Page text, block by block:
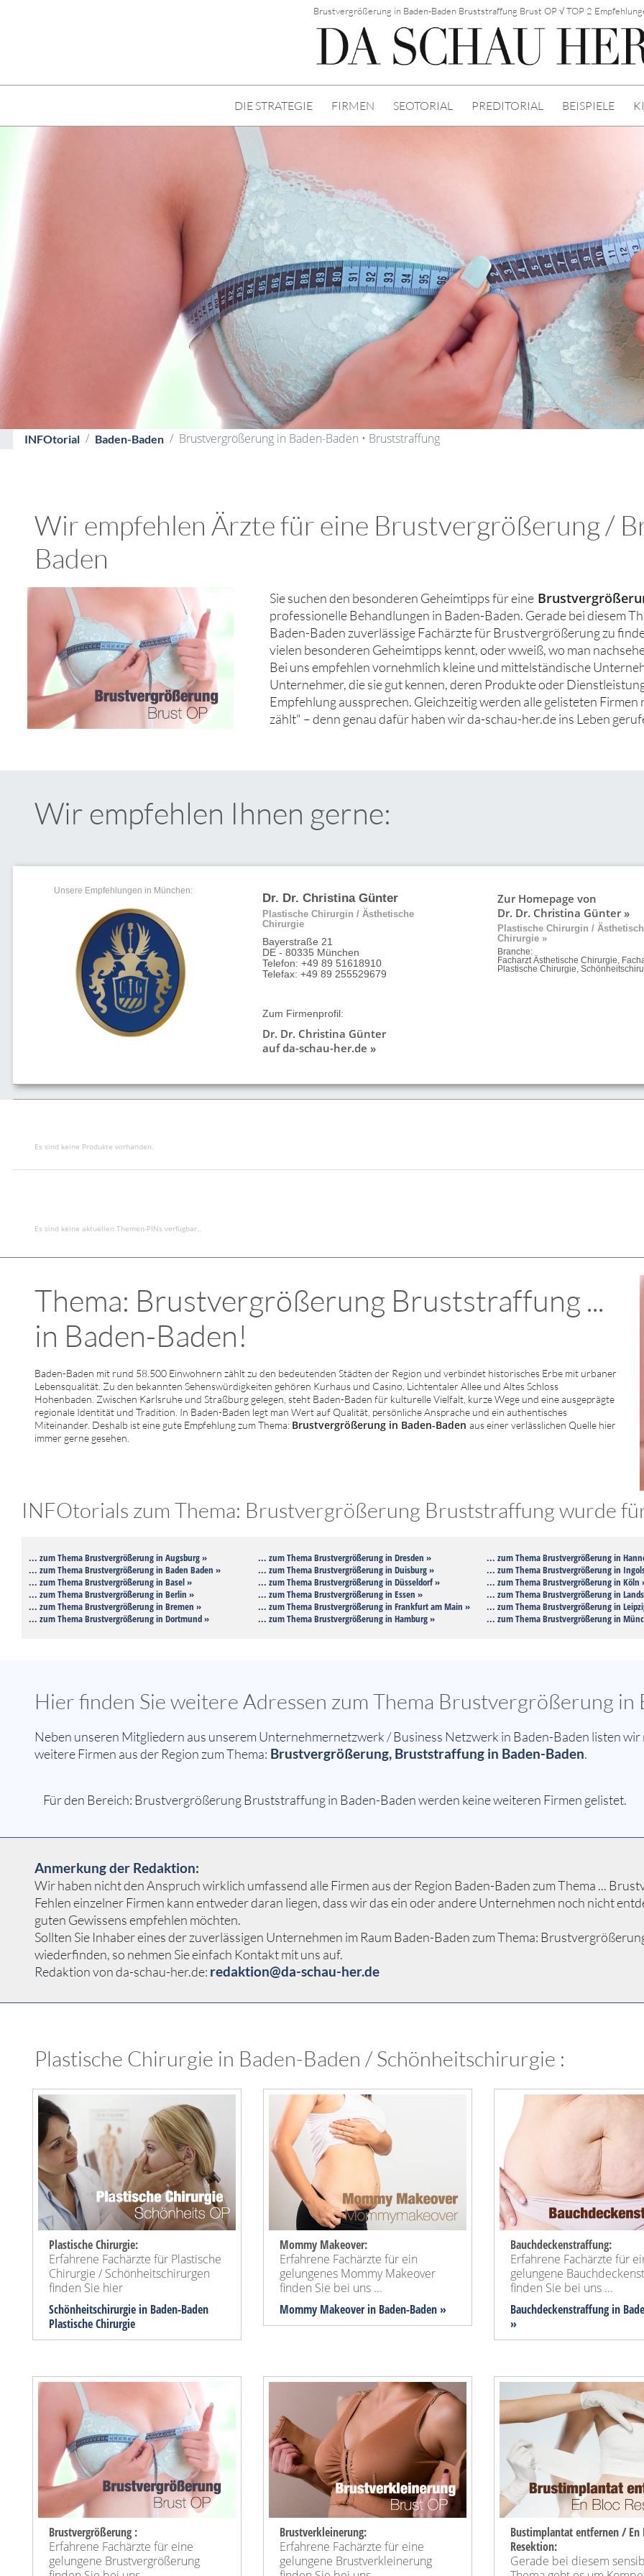
Brustvergrößerung in Baden-Baden Bruststraffung Brust OP √ TOP 2
DIE STRATEGIE FIRMEN SEOTORIAL PREDITORIAL BEISPIELE
INFOtorial Baden-Baden Brustvergrößerung in Baden-Baden • Bruststraffung
Wir empfehlen Ärzte für eine Brustvergrößerung /
Baden
Sie suchen den besonderen Geheimtipps für eine
professionelle Behandlungen in Baden-Baden. Gerade bei diesem
Baden-Baden zuverlässige Fachärzte für Brustvergrößerung zu
vielen besonderen Geheimtipps kennt, oder wweiß, wo man
Bei uns empfehlen vornehmlich kleine und mittelständische
Unternehmer, die sie gut kennen, deren Produkte oder
Empfehlung aussprechen. Gleichzeitig werden alle gelisteten
zählt" – denn genau dafür haben wir da-schau-her.de ins Leben
Wir empfehlen Ihnen gerne:
Unsere Empfehlungen in München:
Dr. Dr. Christina Günter
Plastische Chirurgin / Ästhetische
Chirurgie
Bayerstraße 21
DE - 80335 München
Telefon: +49 89 51618910
Telefax: +49 89 255529679
Zum Firmenprofil:
Dr. Dr. Christina Günter
auf da-schau-her.de »
Zur Homepage von
Dr. Dr. Christina Günter »
Plastische Chirurgin /
Chirurgie »
Branche:
Facharzt Ästhetische Chirurgie,
Plastische Chirurgie,
Es sind keine Produkte vorhanden.
Es sind keine aktuellen Themen-PINs verfügbar..
Thema: Brustvergrößerung Bruststraffung ...
in Baden-Baden!
Baden-Baden mit rund 58.500 Einwohnern zählt zu den bedeutenden Städten der Region und verbindet historisches Erbe mit urbaner
Lebensqualität. Zu den bekannten Sehenswürdigkeiten gehören Kurhaus und Casino, Lichtentaler Allee und Altes Schloss
Hohenbaden. Zwischen Karlsruhe und Straßburg gelegen, steht Baden-Baden für kulturelle Vielfalt, kurze Wege und eine ausgeprägte
regionale Identität und Tradition. In Baden-Baden legt man Wert auf Qualität, persönliche Ansprache und ein authentisches
Miteinander. Deshalb ist eine gute Empfehlung zum Thema: Brustvergrößerung in Baden-Baden aus einer verlässlichen Quelle hier
immer gerne gesehen.
INFOtorials zum Thema: Brustvergrößerung Bruststraffung wurde
... zum Thema Brustvergrößerung in Augsburg »
... zum Thema Brustvergrößerung in Baden Baden »
... zum Thema Brustvergrößerung in Basel »
... zum Thema Brustvergrößerung in Berlin »
... zum Thema Brustvergrößerung in Bremen »
... zum Thema Brustvergrößerung in Dortmund »
... zum Thema Brustvergrößerung in Dresden »
... zum Thema Brustvergrößerung in Duisburg »
... zum Thema Brustvergrößerung in Düsseldorf »
... zum Thema Brustvergrößerung in Essen »
... zum Thema Brustvergrößerung in Frankfurt am Main »
... zum Thema Brustvergrößerung in Hamburg »
... zum Thema Brustvergrößerung in
... zum Thema Brustvergrößerung in
... zum Thema Brustvergrößerung in Köln
... zum Thema Brustvergrößerung in
... zum Thema Brustvergrößerung in
... zum Thema Brustvergrößerung in
Hier finden Sie weitere Adressen zum Thema Brustvergrößerung in
Neben unseren Mitgliedern aus unserem Unternehmernetzwerk / Business Netzwerk in Baden-Baden listen
weitere Firmen aus der Region zum Thema: Brustvergrößerung, Bruststraffung in Baden-Baden.
Für den Bereich: Brustvergrößerung Bruststraffung in Baden-Baden werden keine weiteren Firmen gelistet.
Anmerkung der Redaktion:
Wir haben nicht den Anspruch wirklich umfassend alle Firmen aus der Region Baden-Baden zum Thema ...
Fehlen einzelner Firmen kann entweder daran liegen, dass wir das ein oder andere Unternehmen noch nicht
guten Gewissens empfehlen möchten.
Sollten Sie Inhaber eines der zuverlässigen Unternehmen im Raum Baden-Baden zum Thema:
wiederfinden, so nehmen Sie einfach Kontakt mit uns auf.
Redaktion von da-schau-her.de: redaktion@da-schau-her.de
Plastische Chirurgie in Baden-Baden / Schönheitschirurgie :
Plastische Chirurgie:
Erfahrene Fachärzte für Plastische
Chirurgie / Schönheitschirurgen
finden Sie hier
Schönheitschirurgie in Baden-Baden
Plastische Chirurgie
Mommy Makeover:
Erfahrene Fachärzte für ein
gelungenes Mommy Makeover
finden Sie bei uns ...
Mommy Makeoverin Baden-Baden »
Bauchdeckenstraffung:
Erfahrene Fachärzte für
gelungene
finden Sie bei uns ...
Bauchdeckenstraffungin
»
Brustvergrößerung :
Erfahrene Fachärzte für eine
gelungene Brustvergrößerung
Brustverkleinerung:
Erfahrene Fachärzte für eine
gelungene Brustverkleinerung
Bustimplantat entfernen / En
Resektion:
Gerade bei diesem